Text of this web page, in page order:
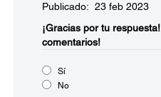
Publicado: 23 feb 2023
¡Gracias por tu respuesta!
comentarios!
Sí
No